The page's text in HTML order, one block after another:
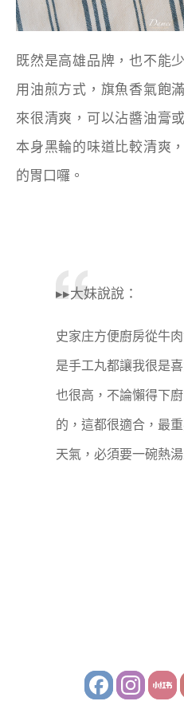
既然是高雄品牌，也不能
用油煎方式，旗魚香氣飽
來很清爽，可以沾醬油膏
本身黑輪的味道比較清爽
的胃口囉。
▸▸大妹說說：
史家庄方便廚房從牛
是手工丸都讓我很是
也很高，不論懶得下
的，這都很適合，最
天氣，必須要一碗熱